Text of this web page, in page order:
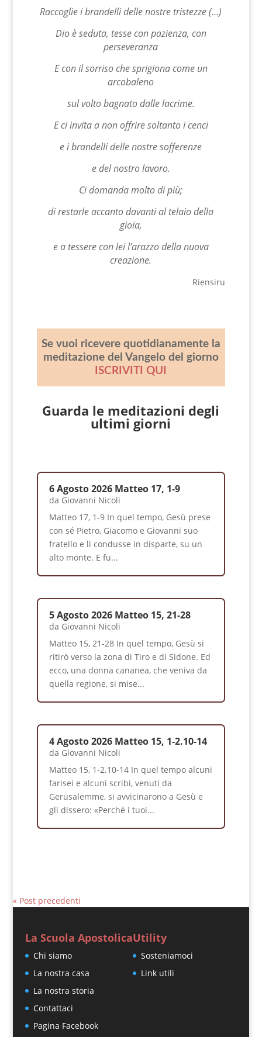
Raccoglie i brandelli delle nostre tristezze (…)
Dio è seduta, tesse con pazienza, con
perseveranza
E con il sorriso che sprigiona come un
arcobaleno
sul volto bagnato dalle lacrime.
E ci invita a non offrire soltanto i cenci
e i brandelli delle nostre sofferenze
e del nostro lavoro.
Ci domanda molto di più;
di restarle accanto davanti al telaio della
gioia,
e a tessere con lei l’arazzo della nuova
creazione.
Riensiru
Se vuoi ricevere quotidianamente la
meditazione del Vangelo del giorno
ISCRIVITI QUI
Guarda le meditazioni degli
ultimi giorni
6 Agosto 2026 Matteo 17, 1-9
da Giovanni Nicoli
Matteo 17, 1-9 In quel tempo, Gesù prese
con sé Pietro, Giacomo e Giovanni suo
fratello e li condusse in disparte, su un
alto monte. E fu...
5 Agosto 2026 Matteo 15, 21-28
da Giovanni Nicoli
Matteo 15, 21-28 In quel tempo, Gesù si
ritirò verso la zona di Tiro e di Sidone. Ed
ecco, una donna cananea, che veniva da
quella regione, si mise...
4 Agosto 2026 Matteo 15, 1-2.10-14
da Giovanni Nicoli
Matteo 15, 1-2.10-14 In quel tempo alcuni
farisei e alcuni scribi, venuti da
Gerusalemme, si avvicinarono a Gesù e
gli dissero: «Perché i tuoi...
« Post precedenti
La Scuola Apostolica
Chi siamo
La nostra casa
La nostra storia
Contattaci
Pagina Facebook
Utility
Sosteniamoci
Link utili